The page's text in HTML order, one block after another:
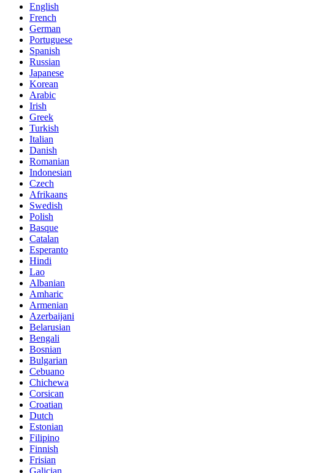
English
French
German
Portuguese
Spanish
Russian
Japanese
Korean
Arabic
Irish
Greek
Turkish
Italian
Danish
Romanian
Indonesian
Czech
Afrikaans
Swedish
Polish
Basque
Catalan
Esperanto
Hindi
Lao
Albanian
Amharic
Armenian
Azerbaijani
Belarusian
Bengali
Bosnian
Bulgarian
Cebuano
Chichewa
Corsican
Croatian
Dutch
Estonian
Filipino
Finnish
Frisian
Galician